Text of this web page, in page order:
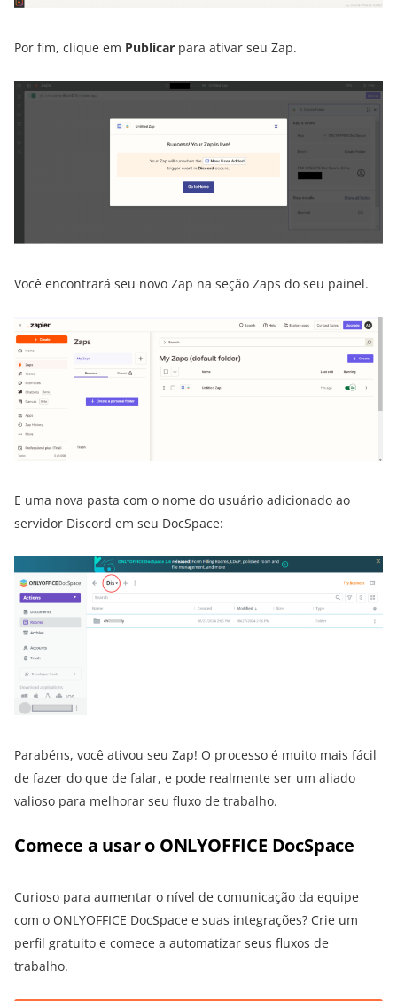
Por fim, clique em Publicar para ativar seu Zap.
Você encontrará seu novo Zap na seção Zaps do seu painel.
E uma nova pasta com o nome do usuário adicionado ao
servidor Discord em seu DocSpace:
Parabéns, você ativou seu Zap! O processo é muito mais fácil
de fazer do que de falar, e pode realmente ser um aliado
valioso para melhorar seu fluxo de trabalho.
Comece a usar o ONLYOFFICE DocSpace
Curioso para aumentar o nível de comunicação da equipe
com o ONLYOFFICE DocSpace e suas integrações? Crie um
perfil gratuito e comece a automatizar seus fluxos de
trabalho.